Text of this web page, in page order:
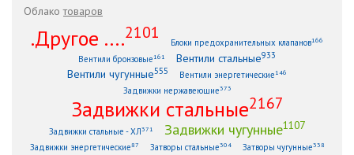
Облакотоваров
.Другое ....2101
Блоки предохранительных клапанов166
Вентили бронзовые161 Вентили стальные933
Вентили чугунные555 Вентили энергетические146
Задвижки нержавеющие373
Задвижки стальные2167
Задвижки стальные - ХЛ371 Задвижки чугунные1107
Задвижки энергетические87 Затворы стальные304 Затворы чугунные338